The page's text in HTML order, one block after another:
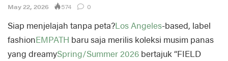
May 22, 2026 574 0
Siap menjelajah tanpa peta?Los Angeles-based, label
fashionEMPATH baru saja merilis koleksi musim panas
yang dreamySpring/Summer 2026 bertajuk “FIELD